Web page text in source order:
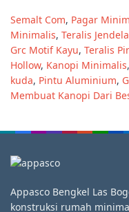
Semalt Com, Pagar
Minimalis, Teralis Jendela
Grc Motif Kayu, Teralis
Hollow, Kanopi Minimalis,
kuda, Pintu Aluminium,
Membuat Kanopi Dari
Appasco Bengkel Las
konstruksi rumah